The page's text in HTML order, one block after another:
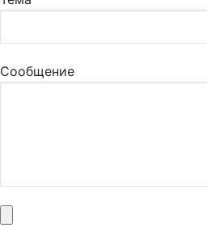
Сообщение